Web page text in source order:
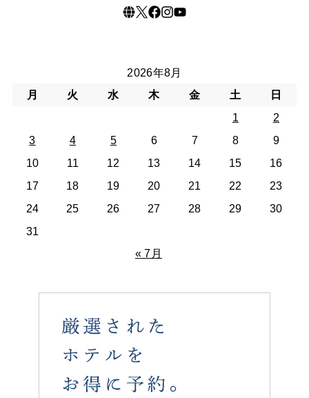
2026年8月
月
火 水 木 金 土
日
1
2
3
4 5 6 7 8
9
10
11 12 13 14 15
16
17
18 19 20 21 22
23
24
25 26 27 28 29
30
31
« 7月